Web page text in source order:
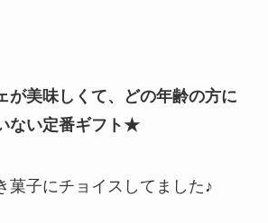
が美味しくて、どの年齢の方に
ない定番ギフト★
菓子にチョイスしてました♪